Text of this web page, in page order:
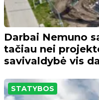
Darbai Nemuno
tačiau nei
savivaldybė vis
STATYBOS